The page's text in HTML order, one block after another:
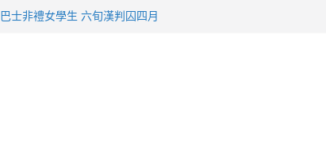
巴士非禮女學生 六旬漢判囚四月